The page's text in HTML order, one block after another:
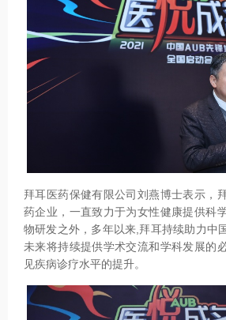
拜耳医药保健有限公司刘燕博士表示，
药企业，一直致力于为女性健康提供科
物研发之外，多年以来,拜耳持续助力中
未来将持续提供学术交流和学科发展的
见疾病诊疗水平的提升。